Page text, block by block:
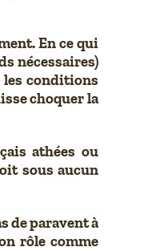
En ce qui
nécessaires)
conditions
choquer la
athées ou
sous aucun
de paravent à
rôle comme